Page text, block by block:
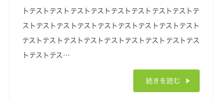
トテストテストテストテストテストテストテストテストテ
ストテストテストテストテストテストテストテストテスト
テストテストテストテストテストテストテストテストテス
トテストテス…
続きを読む